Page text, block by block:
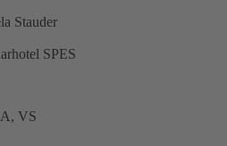
Stauder
SPES
VS